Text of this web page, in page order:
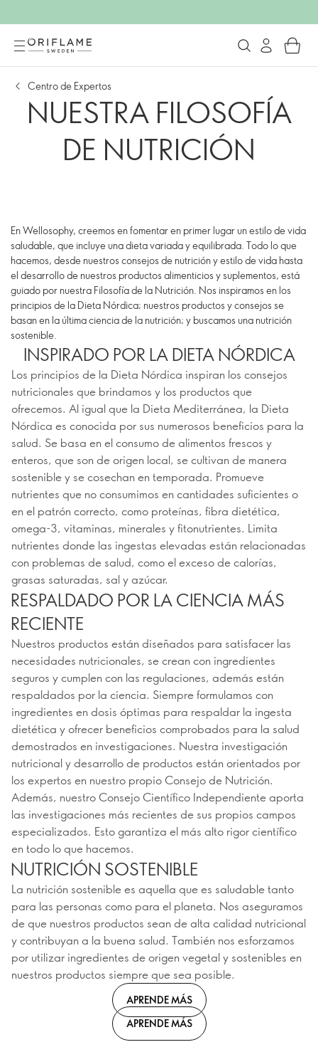
Centro de Expertos
NUESTRA FILOSOFÍA
DE NUTRICIÓN
En Wellosophy, creemos en fomentar en primer lugar un estilo de vida
saludable, que incluye una dieta variada y equilibrada. Todo lo que
hacemos, desde nuestros consejos de nutrición y estilo de vida hasta
el desarrollo de nuestros productos alimenticios y suplementos, está
guiado por nuestra Filosofía de la Nutrición. Nos inspiramos en los
principios de la Dieta Nórdica; nuestros productos y consejos se
basan en la última ciencia de la nutrición; y buscamos una nutrición
sostenible.
INSPIRADO POR LA DIETA NÓRDICA
Los principios de la Dieta Nórdica inspiran los consejos
nutricionales que brindamos y los productos que
ofrecemos. Al igual que la Dieta Mediterránea, la Dieta
Nórdica es conocida por sus numerosos beneficios para la
salud. Se basa en el consumo de alimentos frescos y
enteros, que son de origen local, se cultivan de manera
sostenible y se cosechan en temporada. Promueve
nutrientes que no consumimos en cantidades suficientes o
en el patrón correcto, como proteínas, fibra dietética,
omega-3, vitaminas, minerales y fitonutrientes. Limita
nutrientes donde las ingestas elevadas están relacionadas
con problemas de salud, como el exceso de calorías,
grasas saturadas, sal y azúcar.
RESPALDADO POR LA CIENCIA MÁS
RECIENTE
Nuestros productos están diseñados para satisfacer las
necesidades nutricionales, se crean con ingredientes
seguros y cumplen con las regulaciones, además están
respaldados por la ciencia. Siempre formulamos con
ingredientes en dosis óptimas para respaldar la ingesta
dietética y ofrecer beneficios comprobados para la salud
demostrados en investigaciones. Nuestra investigación
nutricional y desarrollo de productos están orientados por
los expertos en nuestro propio Consejo de Nutrición.
Además, nuestro Consejo Científico Independiente aporta
las investigaciones más recientes de sus propios campos
especializados. Esto garantiza el más alto rigor científico
en todo lo que hacemos.
NUTRICIÓN SOSTENIBLE
La nutrición sostenible es aquella que es saludable tanto
para las personas como para el planeta. Nos aseguramos
de que nuestros productos sean de alta calidad nutricional
y contribuyan a la buena salud. También nos esforzamos
por utilizar ingredientes de origen vegetal y sostenibles en
nuestros productos siempre que sea posible.
APRENDE MÁS
APRENDE MÁS